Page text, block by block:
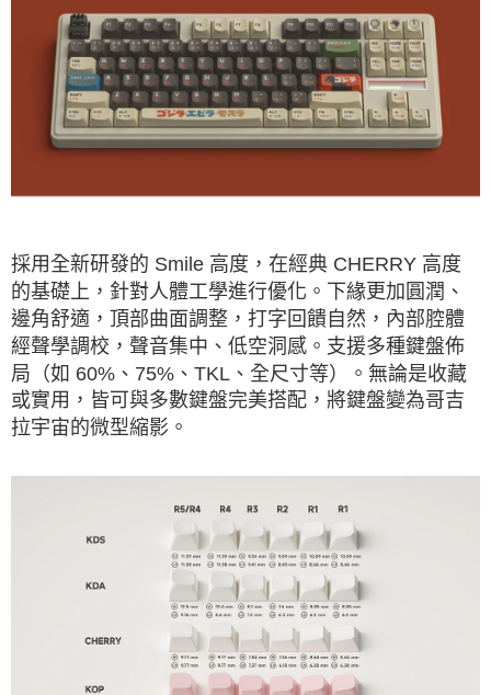
採用全新研發的 Smile 高度，在經典 CHERRY 高度
的基礎上，針對人體工學進行優化。下緣更加圓潤、
邊角舒適，頂部曲面調整，打字回饋自然，內部腔體
經聲學調校，聲音集中、低空洞感。支援多種鍵盤佈
局（如 60%、75%、TKL、全尺寸等）。無論是收藏
或實用，皆可與多數鍵盤完美搭配，將鍵盤變為哥吉
拉宇宙的微型縮影。